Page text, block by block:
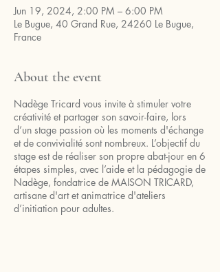
Jun 19, 2024, 2:00 PM – 6:00 PM
Le Bugue, 40 Grand Rue, 24260 Le Bugue,
France
About the event
Nadège Tricard vous invite à stimuler votre
créativité et partager son savoir-faire, lors
d’un stage passion où les moments d'échange
et de convivialité sont nombreux. L’objectif du
stage est de réaliser son propre abat-jour en 6
étapes simples, avec l’aide et la pédagogie de
Nadège, fondatrice de MAISON TRICARD,
artisane d'art et animatrice d'ateliers
d’initiation pour adultes.